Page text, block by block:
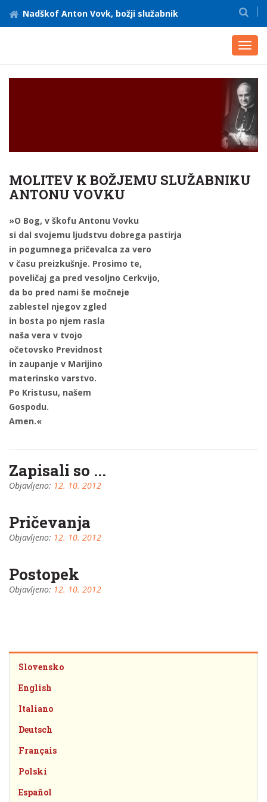
Nadškof Anton Vovk, božji služabnik
MOLITEV K BOŽJEMU SLUŽABNIKU
ANTONU VOVKU
»O Bog, v škofu Antonu Vovku
si dal svojemu ljudstvu dobrega pastirja
in pogumnega pričevalca za vero
v času preizkušnje. Prosimo te,
poveličaj ga pred vesoljno Cerkvijo,
da bo pred nami še močneje
zablestel njegov zgled
in bosta po njem rasla
naša vera v tvojo
očetovsko Previdnost
in zaupanje v Marijino
materinsko varstvo.
Po Kristusu, našem
Gospodu.
Amen.«
Zapisali so ...
Objavljeno: 12. 10. 2012
Pričevanja
Objavljeno: 12. 10. 2012
Postopek
Objavljeno: 12. 10. 2012
Slovensko
English
Italiano
Deutsch
Français
Polski
Español